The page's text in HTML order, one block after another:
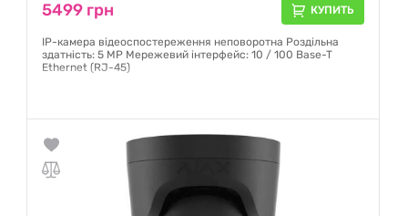
5499 грн КУПИТЬ
IP-камера відеоспостереження неповоротна Роздільна
здатність: 5 MP Мережевий інтерфейс: 10 / 100 Base-T
Ethernet (RJ-45)